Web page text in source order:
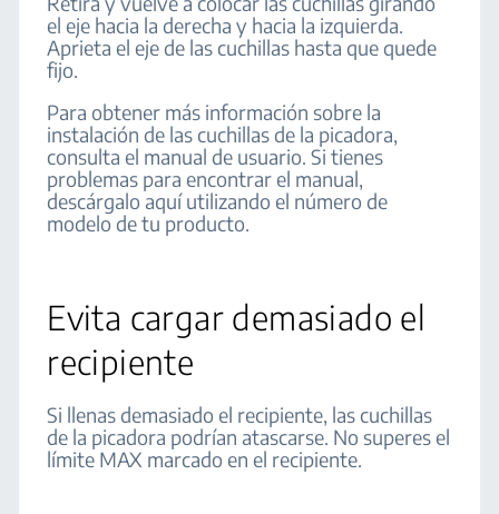
el eje hacia la derecha y hacia la izquierda.
Aprieta el eje de las cuchillas hasta que quede
fijo.
Para obtener más información sobre la
instalación de las cuchillas de la picadora,
consulta el manual de usuario. Si tienes
problemas para encontrar el manual,
descárgalo aquí utilizando el número de
modelo de tu producto.
Evita cargar demasiado el
recipiente
Si llenas demasiado el recipiente, las cuchillas
de la picadora podrían atascarse. No superes el
límite MAX marcado en el recipiente.